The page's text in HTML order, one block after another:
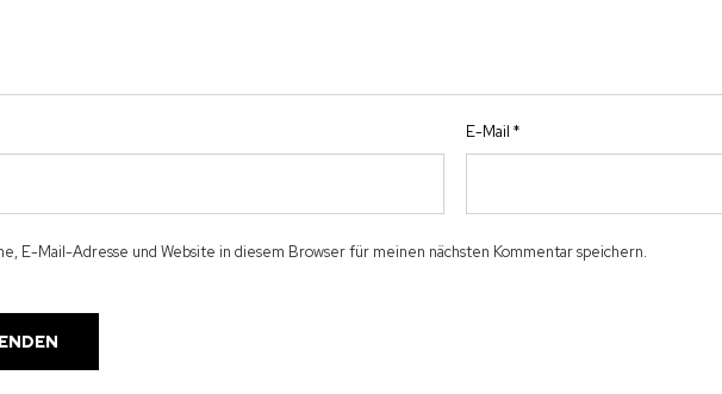
E-Mail *
E-Mail-Adresse und Website in diesem Browser für meinen nächsten Kommentar speichern.